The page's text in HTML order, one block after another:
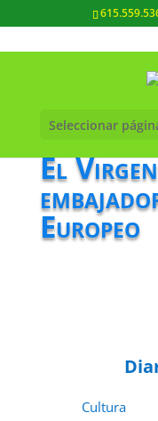
Seleccionar
El
Europeo
Cultura